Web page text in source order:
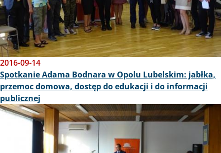
2016-09-14
Spotkanie Adama Bodnara w Opolu Lubelskim: jabłka,
przemoc domowa, dostęp do edukacji i do informacji
publicznej
Obraz